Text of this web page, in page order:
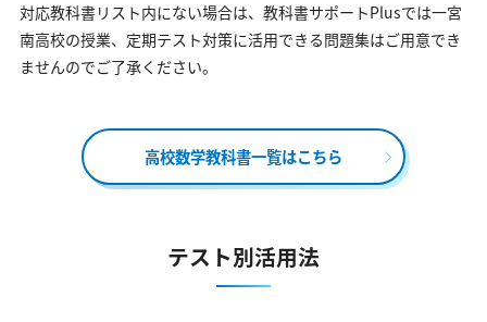
対応教科書リスト内にない場合は、教科書サポートPlusでは一宮
南高校の授業、定期テスト対策に活用できる問題集はご用意でき
ませんのでご了承ください。
高校数学教科書一覧はこちら
テスト別活用法